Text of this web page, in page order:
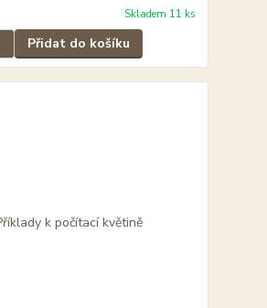
Skladem 11 ks
Přidat do košíku